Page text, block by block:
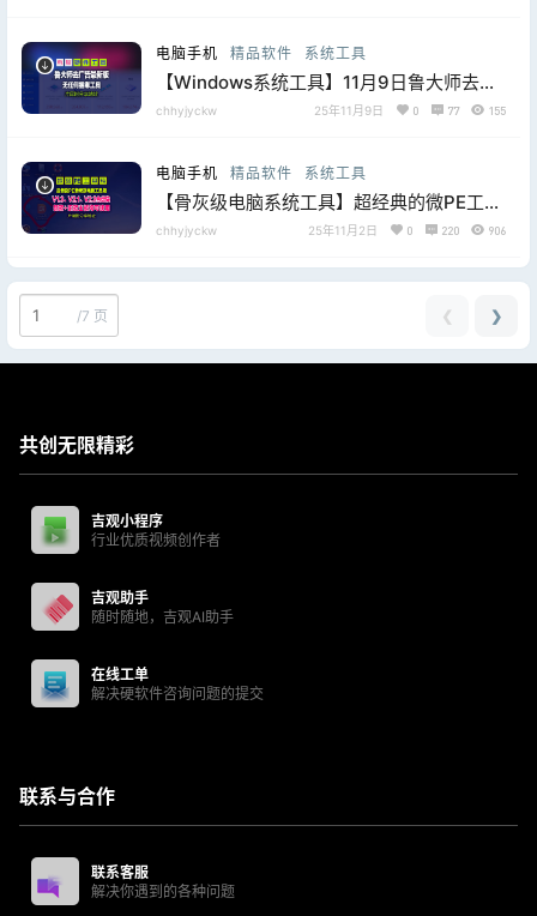
电脑手机 精品软件 系统工具
【Windows系统工具】11月9日鲁大师去广
告升级最新版（v6）【2025年第5版】片尾
chhyjyckw 25年11月9日 0 77 155
电脑手机 精品软件 系统工具
【骨灰级电脑系统工具】超经典的微PE工具
箱V1.3、V2.1、V2.3合盘集，片尾附下载地
chhyjyckw 25年11月2日 0 220 906
/7 页 ❮ ❯
共创无限精彩
吉观小程序
行业优质视频创作者
吉观助手
随时随地，吉观AI助手
在线工单
解决硬软件咨询问题的提交
联系与合作
联系客服
解决你遇到的各种问题